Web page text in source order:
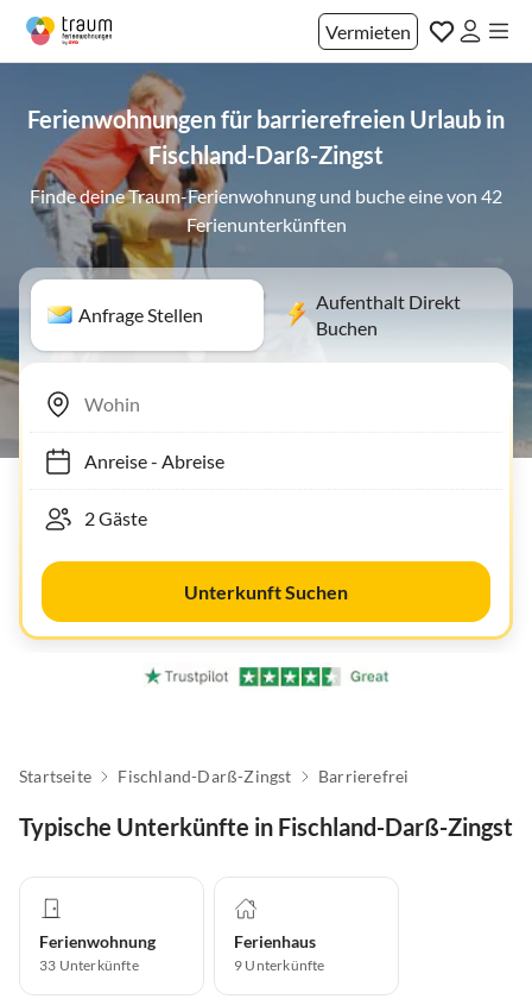
Vermieten
Ferienwohnungen für barrierefreien Urlaub in
Fischland-Darß-Zingst
Finde deine Traum-Ferienwohnung und buche eine von 42
Ferienunterkünften
Anfrage Stellen
Aufenthalt Direkt
Buchen
Anreise- Abreise
Unterkunft Suchen
Startseite Fischland-Darß-Zingst Barrierefrei
Typische Unterkünfte in Fischland-Darß-Zingst
Ferienwohnung
33 Unterkünfte
Ferienhaus
9 Unterkünfte